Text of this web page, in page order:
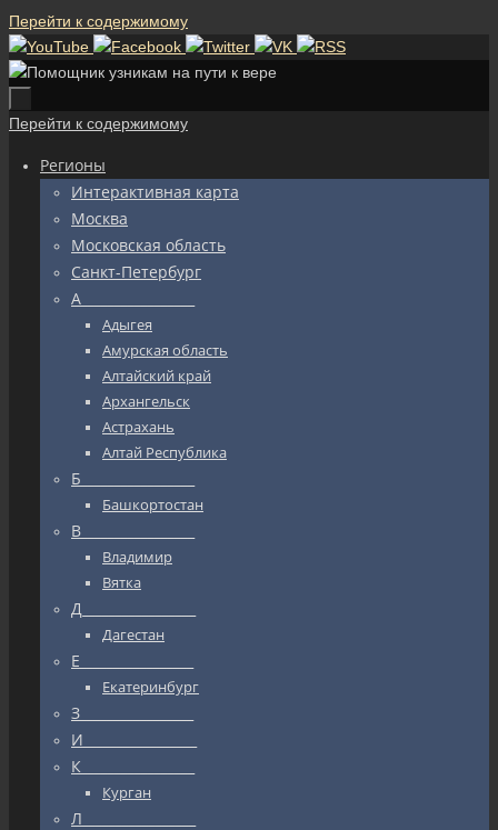
Перейти к содержимому
Перейти к содержимому
Регионы
Интерактивная карта
Москва
Московская область
Санкт-Петербург
А_________________
Адыгея
Амурская область
Алтайский край
Архангельск
Астрахань
Алтай Республика
Б_________________
Башкортостан
В_________________
Владимир
Вятка
Д_________________
Дагестан
Е_________________
Екатеринбург
З_________________
И_________________
К_________________
Курган
Л_________________